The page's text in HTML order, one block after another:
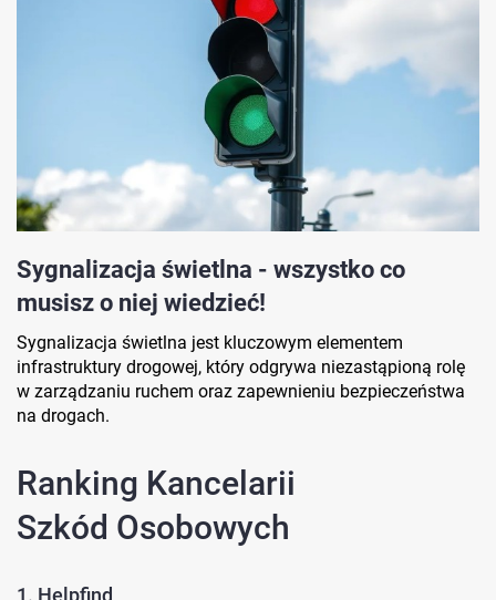
Sygnalizacja świetlna - wszystko co
musisz o niej wiedzieć!
Sygnalizacja świetlna jest kluczowym elementem
infrastruktury drogowej, który odgrywa niezastąpioną rolę
w zarządzaniu ruchem oraz zapewnieniu bezpieczeństwa
na drogach.
Ranking Kancelarii
Szkód Osobowych
1. Helpfind